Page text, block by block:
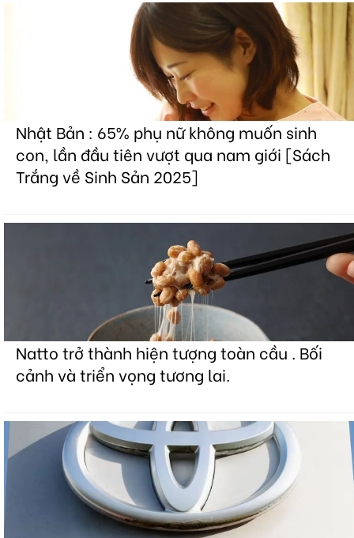
Nhật Bản : 65% phụ nữ không muốn sinh
con, lần đầu tiên vượt qua nam giới [Sách
Trắng về Sinh Sản 2025]
Natto trở thành hiện tượng toàn cầu . Bối
cảnh và triển vọng tương lai.